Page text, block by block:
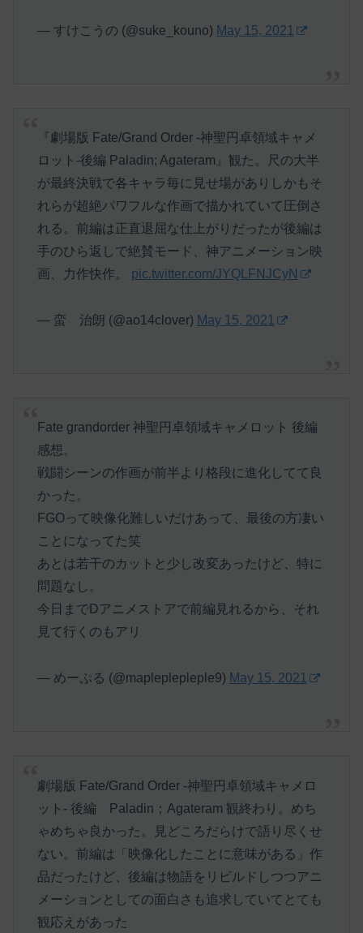
— すけこうの (@suke_kouno) May 15, 2021
『劇場版 Fate/Grand Order -神聖円卓領域キャメ
ロット-後編 Paladin; Agateram』観た。尺の大半
が最終決戦で各キャラ毎に見せ場がありしかもそ
れらが超絶パワフルな作画で描かれていて圧倒さ
れる。前編は正直退屈な仕上がりだったが後編は
手のひら返しで絶賛モード、神アニメーション映
画、力作快作。 pic.twitter.com/JYQLFNJCyN
— 蛮 治朗 (@ao14clover) May 15, 2021
Fate grandorder 神聖円卓領域キャメロット 後編
感想。
戦闘シーンの作画が前半より格段に進化してて良
かった。
FGOって映像化難しいだけあって、最後の方凄い
ことになってた笑
あとは若干のカットと少し改変あったけど、特に
問題なし。
今日までDアニメストアで前編見れるから、それ
見て行くのもアリ
— めーぷる (@mapleplepleple9) May 15, 2021
劇場版 Fate/Grand Order -神聖円卓領域キャメロ
ット- 後編 Paladin；Agateram 観終わり。めち
ゃめちゃ良かった。見どころだらけで語り尽くせ
ない。前編は「映像化したことに意味がある」作
品だったけど、後編は物語をリビルドしつつアニ
メーションとしての面白さも追求していてとても
観応えがあった